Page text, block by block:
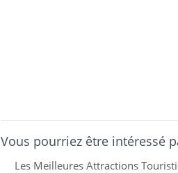
Vous pourriez être intéressé
Les Meilleures Attractions